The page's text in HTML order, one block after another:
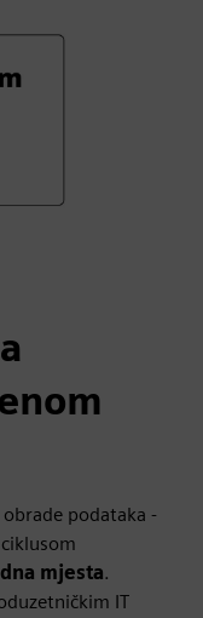
podataka -
mjesta.
IT